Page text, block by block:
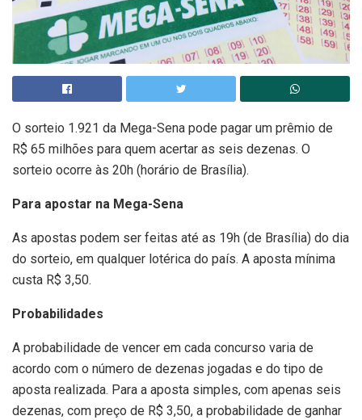
O sorteio 1.921 da Mega-Sena pode pagar um prêmio de
R$ 65 milhões para quem acertar as seis dezenas. O
sorteio ocorre às 20h (horário de Brasília).
Para apostar na Mega-Sena
As apostas podem ser feitas até as 19h (de Brasília) do dia
do sorteio, em qualquer lotérica do país. A aposta mínima
custa R$ 3,50.
Probabilidades
A probabilidade de vencer em cada concurso varia de
acordo com o número de dezenas jogadas e do tipo de
aposta realizada. Para a aposta simples, com apenas seis
dezenas, com preço de R$ 3,50, a probabilidade de ganhar